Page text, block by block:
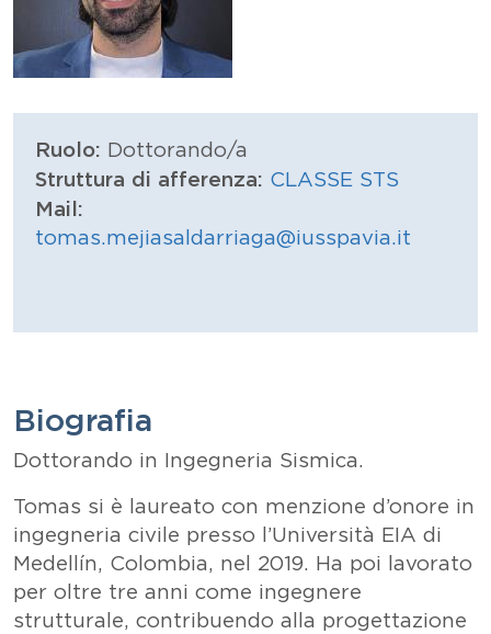
Ruolo: Dottorando/a
Struttura di afferenza: CLASSE STS
Mail:
tomas.mejiasaldarriaga@iusspavia.it
Biografia
Dottorando in Ingegneria Sismica.
Tomas si è laureato con menzione d’onore in
ingegneria civile presso l’Università EIA di
Medellín, Colombia, nel 2019. Ha poi lavorato
per oltre tre anni come ingegnere
strutturale, contribuendo alla progettazione